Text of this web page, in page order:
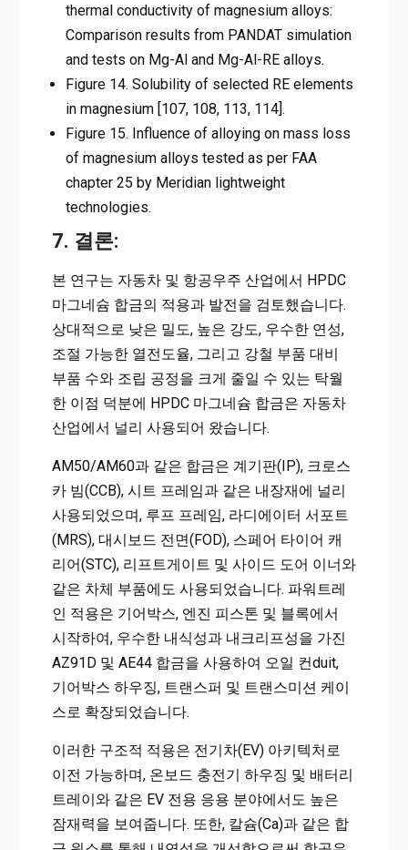
thermal conductivity of magnesium alloys:
Comparison results from PANDAT simulation
and tests on Mg-Al and Mg-Al-RE alloys.
Figure 14. Solubility of selected RE elements
in magnesium [107, 108, 113, 114].
Figure 15. Influence of alloying on mass loss
of magnesium alloys tested as per FAA
chapter 25 by Meridian lightweight
technologies.
7. 결론:
본 연구는 자동차 및 항공우주 산업에서 HPDC
마그네슘 합금의 적용과 발전을 검토했습니다.
상대적으로 낮은 밀도, 높은 강도, 우수한 연성,
조절 가능한 열전도율, 그리고 강철 부품 대비
부품 수와 조립 공정을 크게 줄일 수 있는 탁월
한 이점 덕분에 HPDC 마그네슘 합금은 자동차
산업에서 널리 사용되어 왔습니다.
AM50/AM60과 같은 합금은 계기판(IP), 크로스
카 빔(CCB), 시트 프레임과 같은 내장재에 널리
사용되었으며, 루프 프레임, 라디에이터 서포트
(MRS), 대시보드 전면(FOD), 스페어 타이어 캐
리어(STC), 리프트게이트 및 사이드 도어 이너와
같은 차체 부품에도 사용되었습니다. 파워트레
인 적용은 기어박스, 엔진 피스톤 및 블록에서
시작하여, 우수한 내식성과 내크리프성을 가진
AZ91D 및 AE44 합금을 사용하여 오일 컨duit,
기어박스 하우징, 트랜스퍼 및 트랜스미션 케이
스로 확장되었습니다.
이러한 구조적 적용은 전기차(EV) 아키텍처로
이전 가능하며, 온보드 충전기 하우징 및 배터리
트레이와 같은 EV 전용 응용 분야에서도 높은
잠재력을 보여줍니다. 또한, 칼슘(Ca)과 같은 합